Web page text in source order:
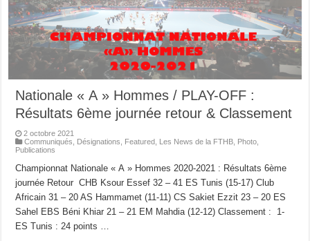
Nationale « A » Hommes / PLAY-OFF :
Résultats 6ème journée retour & Classement
2 octobre 2021
Communiqués
Désignations Featured Les News de la FTHB Photo
Publications
Championnat Nationale « A » Hommes 2020-2021 : Résultats 6ème
journée Retour CHB Ksour Essef 32 – 41 ES Tunis (15-17) Club
Africain 31 – 20 AS Hammamet (11-11) CS Sakiet Ezzit 23 – 20 ES
Sahel EBS Béni Khiar 21 – 21 EM Mahdia (12-12) Classement : 1-
ES Tunis : 24 points …